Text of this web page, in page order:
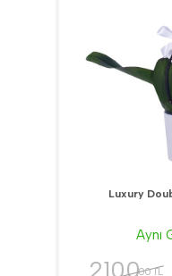
Luxury
Aynı
2100,00 TL